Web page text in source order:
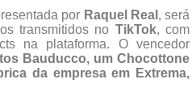
por Raquel Real , será
transmitidos no TikTok, com
na plataforma. O vencedor
Bauducco, um Chocottone
da empresa em Extrema,